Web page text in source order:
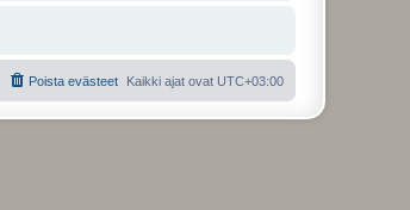
Kaikki ajat ovat UTC+03:00
Poista evästeet